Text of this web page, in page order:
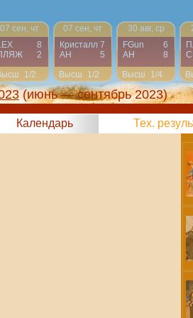
07 сен, чт
8
2
1/2
07 сен, чт
Кристалл 7
АН
5
Высш
1/2
30 авг, ср
FGun
6
АН
8
Высш
1/4
(июнь — сентябрь 2023)
Календарь Тех.